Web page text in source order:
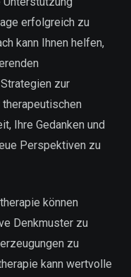
erfolgreich zu
kann Ihnen helfen,
zur
Ihre Gedanken und
Perspektiven zu
können
Denkmuster zu
zu
kann wertvolle